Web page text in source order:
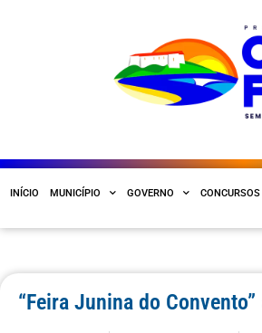
INÍCIO MUNICÍPIO GOVERNO
“Feira Junina do